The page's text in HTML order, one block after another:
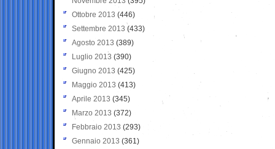
Ottobre 2013 (446)
Settembre 2013 (433)
Agosto 2013 (389)
Luglio 2013 (390)
Giugno 2013 (425)
Maggio 2013 (413)
Aprile 2013 (345)
Marzo 2013 (372)
Febbraio 2013 (293)
Gennaio 2013 (361)